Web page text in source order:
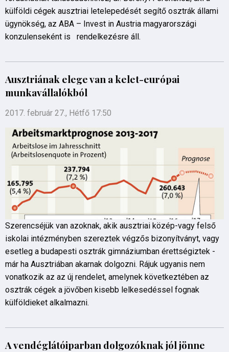
külföldi cégek ausztriai letelepedését segítő osztrák állami
ügynökség, az ABA – Invest in Austria magyarországi
konzulenseként is rendelkezésre áll.
Ausztriának elege van a kelet-európai
munkavállalókból
2017. február 27., Hétfő 17:50
Szerencséjük van azoknak, akik ausztriai közép-vagy felső
iskolai intézményben szereztek végzős bizonyítványt, vagy
esetleg a budapesti osztrák gimnáziumban érettségiztek -
már ha Ausztriában akarnak dolgozni. Rájuk ugyanis nem
vonatkozik az az új rendelet, amelynek következtében az
osztrák cégek a jövőben kisebb lelkesedéssel fognak
külföldieket alkalmazni.
A vendéglátóiparban dolgozóknak jól jönne